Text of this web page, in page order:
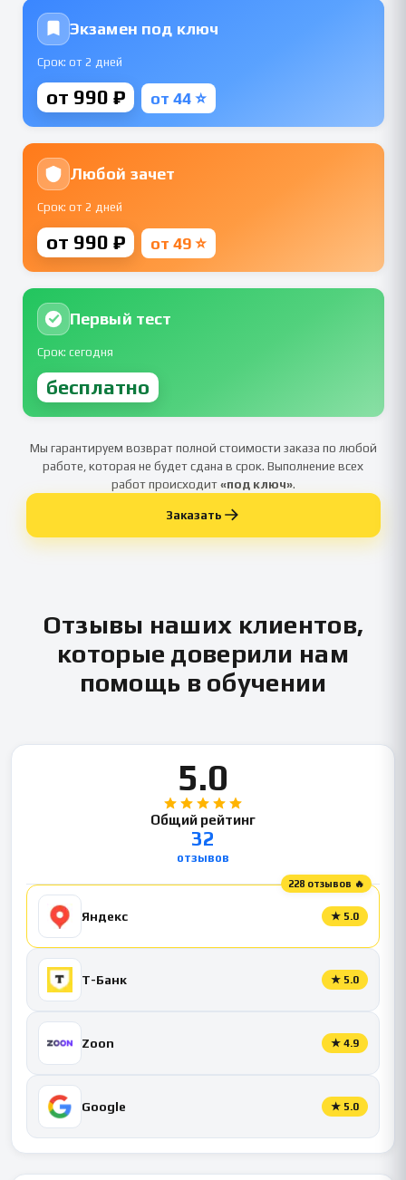
Экзамен под ключ
Срок: от 2 дней
от 990 ₽ от 44 ⭐
Любой зачет
Срок: от 2 дней
от 990 ₽ от 49 ⭐
Первый тест
Срок: сегодня
бесплатно
Мы гарантируем возврат полной стоимости заказа по любой
работе, которая не будет сдана в срок. Выполнение всех
работ происходит«под ключ».
Заказать
Отзывы наших клиентов,
которые доверили нам
помощь в обучении
5.0
Общий рейтинг
32
отзывов
228 отзывов 🔥
Яндекс ★ 5.0
Т-Банк ★ 5.0
Zoon ★ 4.9
Google ★ 5.0